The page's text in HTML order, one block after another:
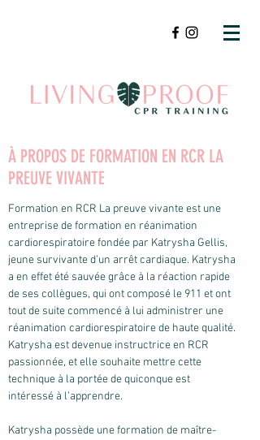
À PROPOS DE FORMATION EN RCR LA
PREUVE VIVANTE
Formation en RCR La preuve vivante est une
entreprise de formation en réanimation
cardiorespiratoire fondée par Katrysha Gellis,
jeune survivante d’un arrêt cardiaque. Katrysha
a en effet été sauvée grâce à la réaction rapide
de ses collègues, qui ont composé le 911 et ont
tout de suite commencé à lui administrer une
réanimation cardiorespiratoire de haute qualité.
Katrysha est devenue instructrice en RCR
passionnée, et elle souhaite mettre cette
technique à la portée de quiconque est
intéressé à l’apprendre.
Katrysha possède une formation de maître-